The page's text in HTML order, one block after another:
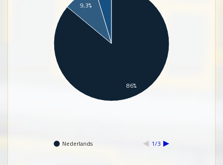
Nederlands 1/3
9,3%
86%